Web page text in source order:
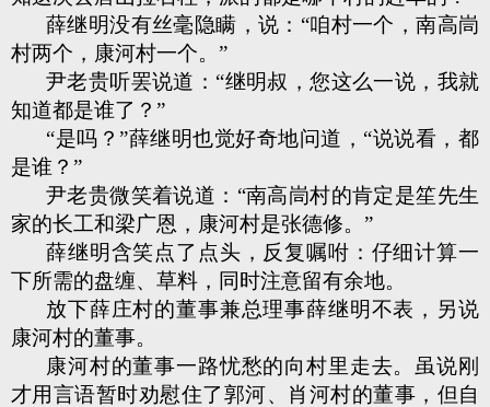
薛继明没有丝毫隐瞒，说：“咱村一个，南高峝
村两个，康河村一个。”
尹老贵听罢说道：“继明叔，您这么一说，我就
知道都是谁了？”
“是吗？”薛继明也觉好奇地问道，“说说看，都
是谁？”
尹老贵微笑着说道：“南高峝村的肯定是笙先生
家的长工和梁广恩，康河村是张德修。”
薛继明含笑点了点头，反复嘱咐：仔细计算一
下所需的盘缠、草料，同时注意留有余地。
放下薛庄村的董事兼总理事薛继明不表，另说
康河村的董事。
康河村的董事一路忧愁的向村里走去。虽说刚
才用言语暂时劝慰住了郭河、肖河村的董事，但自